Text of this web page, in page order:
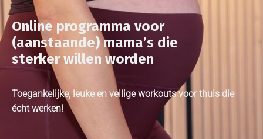
Online programma voor
(aanstaande) mama’s die
sterkerwillen worden
Toegankelijke, leuke en veilige workouts voor thuis die
écht werken!